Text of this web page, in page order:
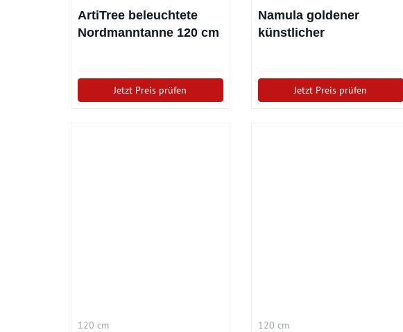
ArtiTree beleuchtete
Nordmanntanne 120 cm
Jetzt Preis prüfen
Namula goldener
künstlicher
Jetzt Preis prüfen
120 cm 120 cm